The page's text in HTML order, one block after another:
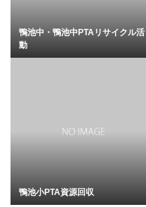
鴨池中・鴨池中PTAリサイクル活
動
鴨池小PTA資源回収